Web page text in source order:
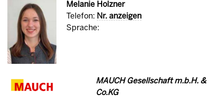
Melanie Holzner
Telefon: Nr. anzeigen
Sprache:
MAUCH Gesellschaft m.b.H. &
Co.KG